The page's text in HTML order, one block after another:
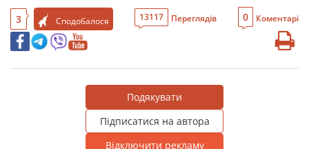
3 Сподобалося 13117 Переглядів 0 Коментарі
Подякувати
Підписатися на автора
Відключити рекламу